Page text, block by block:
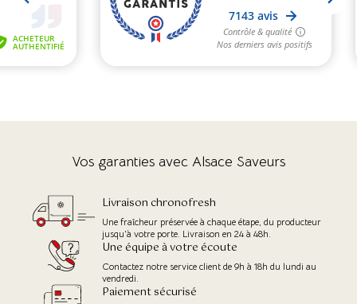
Vos garanties avec Alsace Saveurs
Livraison chronofresh
Une fraîcheur préservée à chaque étape, du producteur
jusqu'à votre porte. Livraison en 24 à 48h.
Une équipe à votre écoute
Contactez notre service client de 9h à 18h du lundi au
vendredi.
Paiement sécurisé